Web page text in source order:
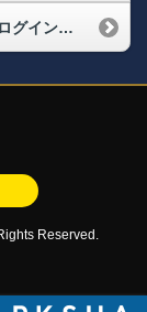
【ホークスTV】「エラー500」が表示されてログインができない
Reserved.